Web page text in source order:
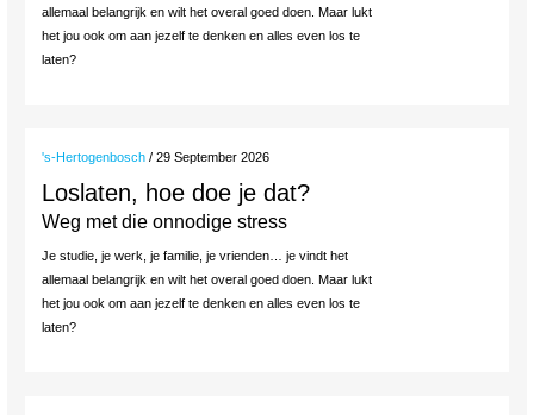
allemaal belangrijk en wilt het overal goed doen. Maar lukt
het jou ook om aan jezelf te denken en alles even los te
laten?
's-Hertogenbosch / 29 September 2026
Loslaten, hoe doe je dat?
Weg met die onnodige stress
Je studie, je werk, je familie, je vrienden… je vindt het
allemaal belangrijk en wilt het overal goed doen. Maar lukt
het jou ook om aan jezelf te denken en alles even los te
laten?